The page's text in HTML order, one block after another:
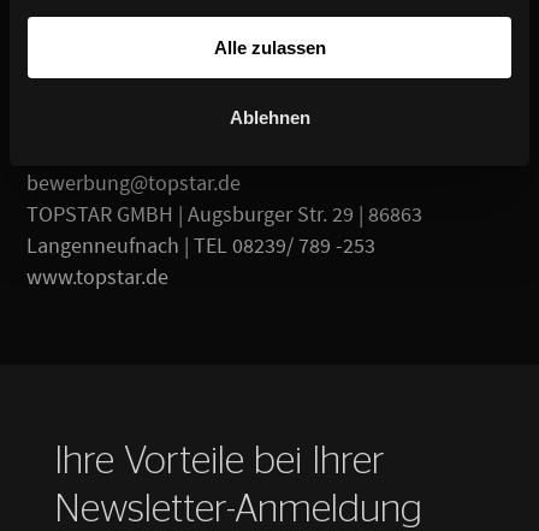
Alle zulassen
Ablehnen
Kontakt
bewerbung@topstar.de
TOPSTAR GMBH | Augsburger Str. 29 | 86863
Langenneufnach | TEL 08239/ 789 -253
www.topstar.de
Ihre Vorteile bei Ihrer
Newsletter-Anmeldung